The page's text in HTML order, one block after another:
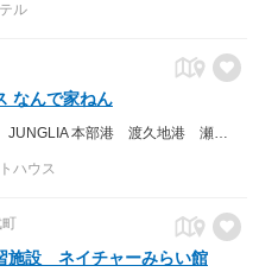
ル
なんで家ねん
美ら海水族館 JUNGLIA 本部港 渡久地港 瀬底島 水納島 古宇利島 与論島 今帰仁城跡 など観光に大変便利な場所に宿はあります。一泊1800から
ハウス
施設 ネイチャーみらい館